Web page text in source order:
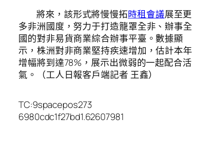
將來，該形式將慢慢拓時租會議展至更
多非洲國度，努力于打造籠罩全非、辦事全
國的對非易貨商業綜合辦事平臺。數據顯
示，株洲對非商業堅持疾速增加，估計本年
增幅將到達78%，展示出微弱的一起配合活
氣。（工人日報客戶端記者 王鑫）
TC:9spacepos273
6980cdc1f27bd1.62607981